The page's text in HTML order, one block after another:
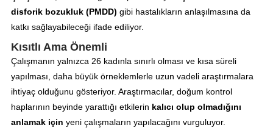
disforik bozukluk (PMDD) gibi hastalıkların anlaşılmasına da
katkı sağlayabileceği ifade ediliyor.
Kısıtlı Ama Önemli
Çalışmanın yalnızca 26 kadınla sınırlı olması ve kısa süreli
yapılması, daha büyük örneklemlerle uzun vadeli araştırmalara
ihtiyaç olduğunu gösteriyor. Araştırmacılar, doğum kontrol
haplarının beyinde yarattığı etkilerin kalıcı olup olmadığını
anlamak için yeni çalışmaların yapılacağını vurguluyor.